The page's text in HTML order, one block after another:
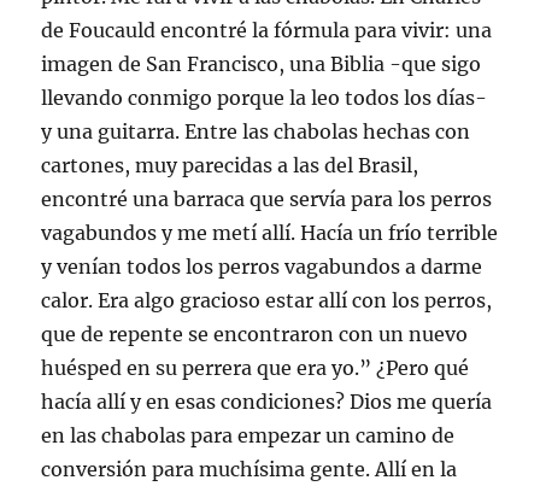
de Foucauld encontré la fórmula para vivir: una
imagen de San Francisco, una Biblia -que sigo
llevando conmigo porque la leo todos los días-
y una guitarra. Entre las chabolas hechas con
cartones, muy parecidas a las del Brasil,
encontré una barraca que servía para los perros
vagabundos y me metí allí. Hacía un frío terrible
y venían todos los perros vagabundos a darme
calor. Era algo gracioso estar allí con los perros,
que de repente se encontraron con un nuevo
huésped en su perrera que era yo.” ¿Pero qué
hacía allí y en esas condiciones? Dios me quería
en las chabolas para empezar un camino de
conversión para muchísima gente. Allí en la